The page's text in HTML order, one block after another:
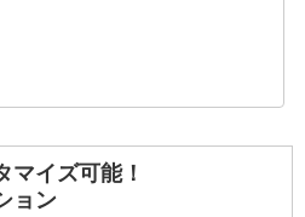
マイズ可能！
ョン